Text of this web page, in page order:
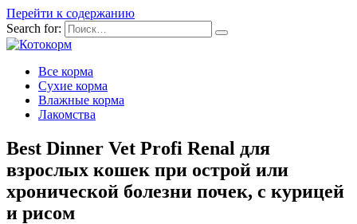
Перейти к содержанию
Search for:
Все корма
Сухие корма
Влажные корма
Лакомства
Best Dinner Vet Profi Renal для
взрослых кошек при острой или
хронической болезни почек, с курицей
и рисом